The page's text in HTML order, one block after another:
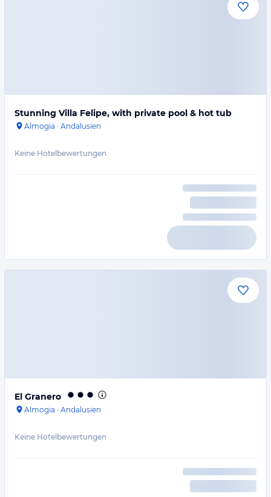
Stunning Villa Felipe, with private pool & hot tub
Almogia · Andalusien
Keine Hotelbewertungen
El Granero
Almogia · Andalusien
Keine Hotelbewertungen